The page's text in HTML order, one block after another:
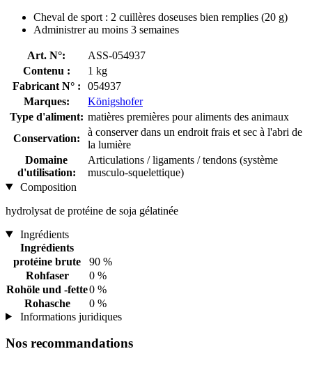
Cheval de sport : 2 cuillères doseuses bien remplies (20 g)
Administrer au moins 3 semaines
Art. N°:
ASS-054937
Contenu :
1 kg
Fabricant N° :
054937
Marques:
Königshofer
Type d'aliment: matières premières pour aliments des animaux
Conservation:
à conserver dans un endroit frais et sec à l'abri de
la lumière
Domaine
d'utilisation:
Articulations / ligaments / tendons (système
musculo-squelettique)
Composition
hydrolysat de protéine de soja gélatinée
Ingrédients
Ingrédients
protéine brute
90 %
Rohfaser
0 %
Rohöle und -fette0 %
Rohasche
0 %
Informations juridiques
Nos recommandations